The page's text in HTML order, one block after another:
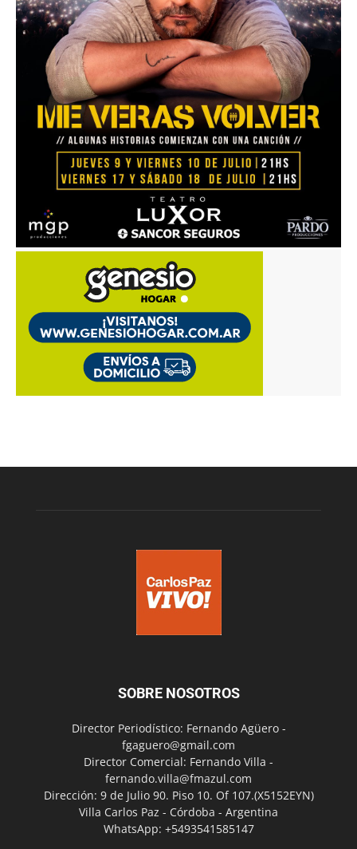
SOBRE NOSOTROS
Director Periodístico: Fernando Agüero -
fgaguero@gmail.com
Director Comercial: Fernando Villa -
fernando.villa@fmazul.com
Dirección: 9 de Julio 90. Piso 10. Of 107.(X5152EYN)
Villa Carlos Paz - Córdoba - Argentina
WhatsApp: +5493541585147